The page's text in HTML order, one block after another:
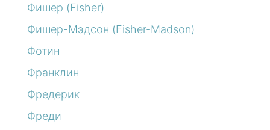
Фишер (Fisher)
Фишер-Мэдсон (Fisher-Madson)
Фотин
Франклин
Фредерик
Фреди